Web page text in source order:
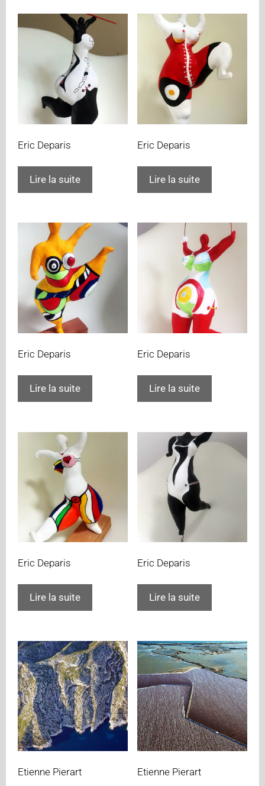
Eric Deparis
Lire la suite
Eric Deparis
Lire la suite
Eric Deparis
Lire la suite
Eric Deparis
Lire la suite
Eric Deparis
Lire la suite
Eric Deparis
Lire la suite
Etienne Pierart Etienne Pierart